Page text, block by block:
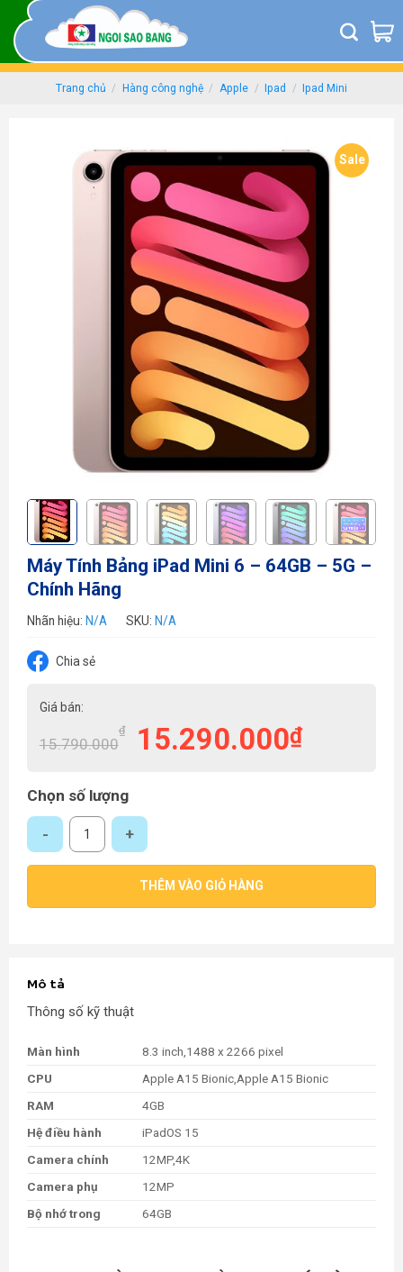
content
Trang chủ / Hàng công nghệ / Apple / Ipad / Ipad Mini
Sale
Máy Tính Bảng iPad Mini 6 – 64GB – 5G –
Chính Hãng
Nhãn hiệu: N/A SKU: N/A
Chia sẻ
Giá bán:
15.790.000
₫ 15.290.000₫
Chọn số lượng
Máy Tính Bảng iPad Mini 6 – 64GB – 5G – Chính Hãng số lượng
THÊM VÀO GIỎ HÀNG
Mô tả
Thông số kỹ thuật
Màn hình
8.3 inch,1488 x 2266 pixel
CPU
Apple A15 Bionic,Apple A15 Bionic
RAM
4GB
Hệ điều hành
iPadOS 15
Camera chính
12MP,4K
Camera phụ
12MP
Bộ nhớ trong
64GB